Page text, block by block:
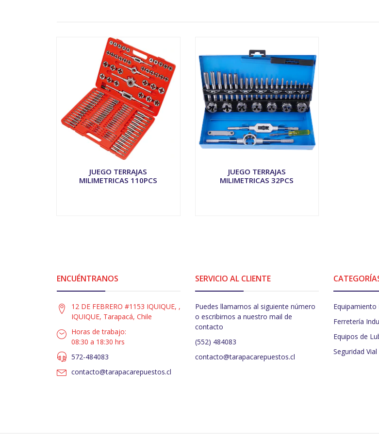
JUEGO TERRAJAS
MILIMETRICAS 110PCS
JUEGO TERRAJAS
MILIMETRICAS 32PCS
ENCUÉNTRANOS
12 DE FEBRERO #1153 IQUIQUE, ,
IQUIQUE, Tarapacá, Chile
Horas de trabajo:
08:30 a 18:30 hrs
572-484083
contacto@tarapacarepuestos.cl
SERVICIO AL CLIENTE
Puedes llamarnos al siguiente número
o escribirnos a nuestro mail de
contacto
(552) 484083
contacto@tarapacarepuestos.cl
Equipamiento
Ferretería
Equipos de
Seguridad Vial